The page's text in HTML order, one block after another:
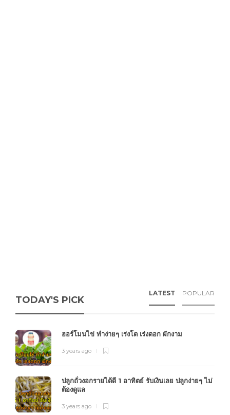
TODAY'S PICK
LATEST POPULAR
ฮอร์โมนไข่ ทำง่ายๆ เร่งโต เร่งดอก ผักงาม
3 years ago
ปลูกถั่วงอกรายได้ดี 1 อาทิตย์ รับเงินเลย ปลูกง่ายๆ ไม่
ต้องดูแล
3 years ago